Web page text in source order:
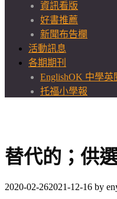
資訊看版
好書推薦
新聞布告欄
活動訊息
各期期刊
EnglishOK 中學英
托福小學報
替代的；供
2020-02-262021-12-16 by